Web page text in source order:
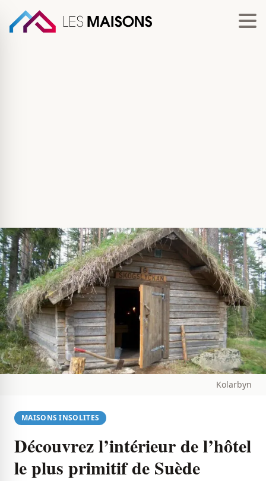
Kolarbyn
MAISONS INSOLITES
Découvrez l’intérieur de l’hôtel
le plus primitif de Suède